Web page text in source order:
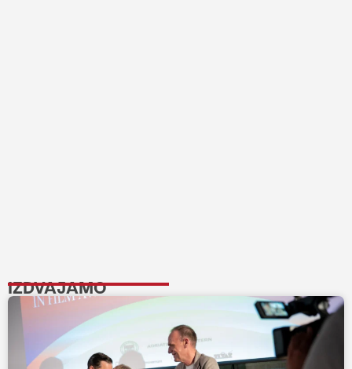
IZDVAJAMO